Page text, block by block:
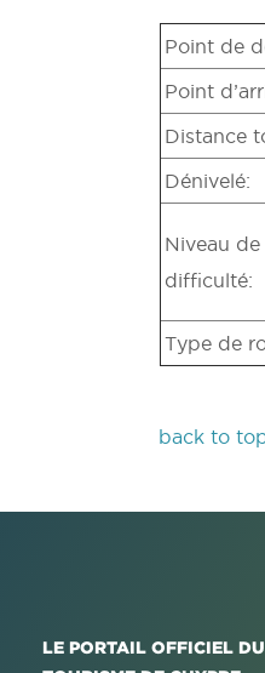
Point de
Point
Distance
Dénivelé:
Niveau de
difficulté:
Type de
back to
LE PORTAIL OFFICIEL DU